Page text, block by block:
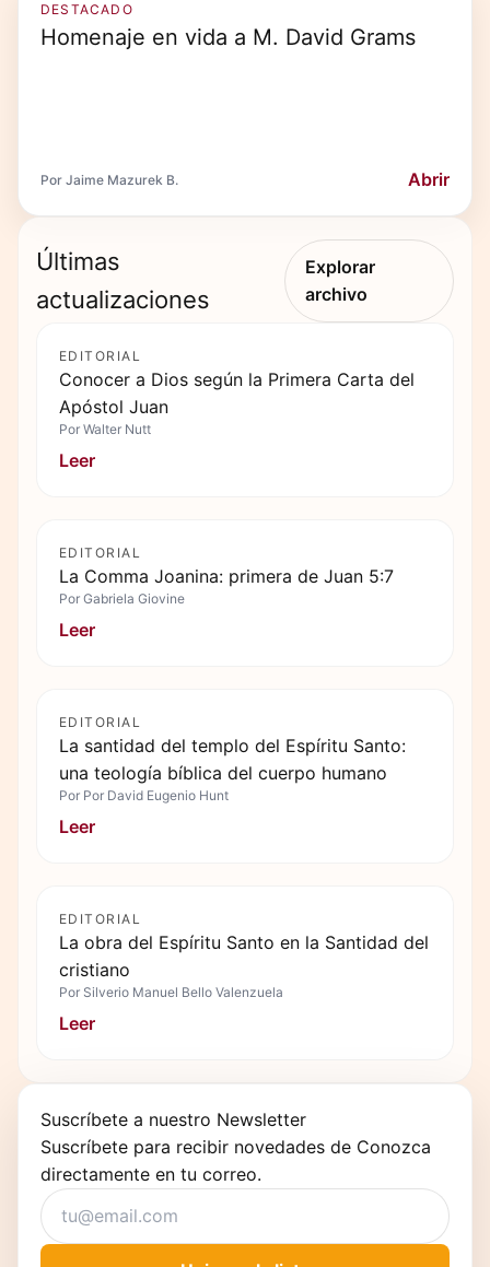
DESTACADO
Homenaje en vida a M. David Grams
Por Jaime Mazurek B. Abrir
Últimas
actualizaciones
Explorar
archivo
EDITORIAL
Conocer a Dios según la Primera Carta del
Apóstol Juan
Por Walter Nutt
Leer
EDITORIAL
La Comma Joanina: primera de Juan 5:7
Por Gabriela Giovine
Leer
EDITORIAL
La santidad del templo del Espíritu Santo:
una teología bíblica del cuerpo humano
Por Por David Eugenio Hunt
Leer
EDITORIAL
La obra del Espíritu Santo en la Santidad del
cristiano
Por Silverio Manuel Bello Valenzuela
Leer
Suscríbete a nuestro Newsletter
Suscríbete para recibir novedades de Conozca
directamente en tu correo.